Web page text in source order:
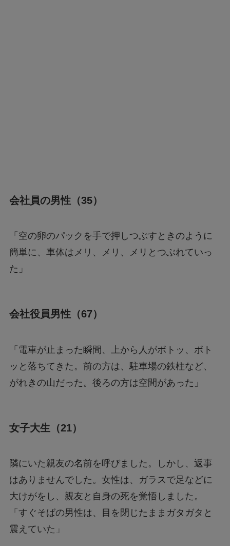
会社員の男性（35）
「空の卵のパックを手で押しつぶすときのように
簡単に、車体はメリ、メリ、メリとつぶれていっ
た」
会社役員男性（67）
「電車が止まった瞬間、上から人がボトッ、ボト
ッと落ちてきた。前の方は、駐車場の鉄柱など、
がれきの山だった。後ろの方は空間があった」
女子大生（21）
隣にいた親友の名前を呼びました。しかし、返事
はありませんでした。女性は、ガラスで足などに
大けがをし、親友と自身の死を覚悟しました。
「すぐそばの男性は、目を閉じたままガタガタと
震えていた」